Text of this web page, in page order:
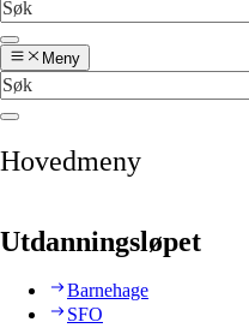
Meny
Hovedmeny
Utdanningsløpet
Barnehage
SFO